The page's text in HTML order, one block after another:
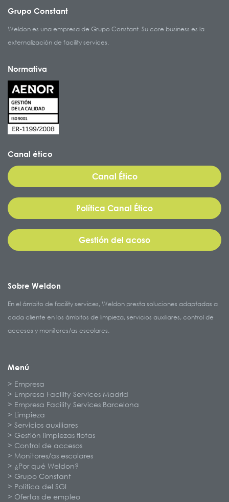
Grupo Constant
Weldon es una empresa de Grupo Constant. Su core business es la
externalización de facility services.
Normativa
Canal ético
Canal Ético
Política Canal Ético
Gestión del acoso
Sobre Weldon
En el ámbito de facility services, Weldon presta soluciones adaptadas a
cada cliente en los ámbitos de limpieza, servicios auxiliares, control de
accesos y monitores/as escolares.
Menú
Empresa
Empresa Facility Services Madrid
Empresa Facility Services Barcelona
Limpieza
Servicios auxiliares
Gestión limpiezas flotas
Control de accesos
Monitores/as escolares
¿Por qué Weldon?
Grupo Constant
Política del SGI
Ofertas de empleo